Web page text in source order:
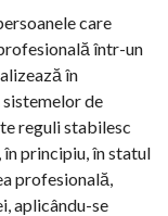
care
într-un
în
de
reguli stabilesc
principiu, în statul
profesională,
aplicându-se